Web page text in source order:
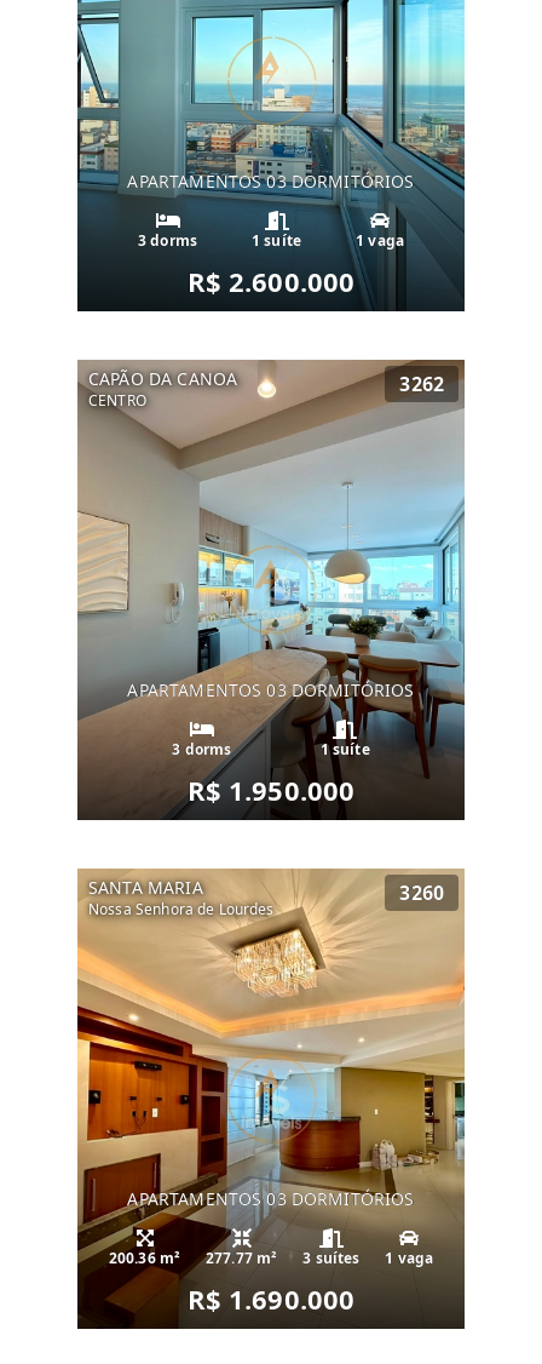
APARTAMENTOS 03 DORMITÓRIOS
3 dorms 1 suíte 1 vaga
R$ 2.600.000
CAPÃO DA CANOA
CENTRO
3262
APARTAMENTOS 03 DORMITÓRIOS
3 dorms 1 suíte
R$ 1.950.000
SANTA MARIA
Nossa Senhora de Lourdes
3260
APARTAMENTOS 03 DORMITÓRIOS
200.36 m² 277.77 m² 3 suítes 1 vaga
R$ 1.690.000